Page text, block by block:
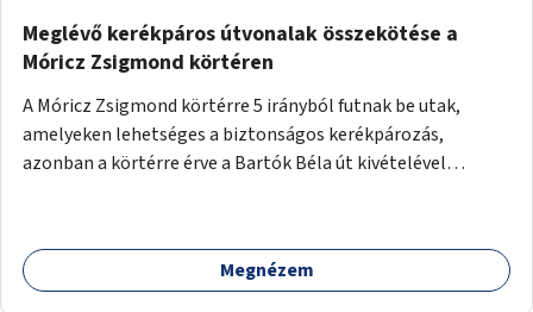
Meglévő kerékpáros útvonalak összekötése a
Móricz Zsigmond körtéren
A Móricz Zsigmond körtérre 5 irányból futnak be utak,
amelyeken lehetséges a biztonságos kerékpározás,
azonban a körtérre érve a Bartók Béla út kivételével
Megnézem